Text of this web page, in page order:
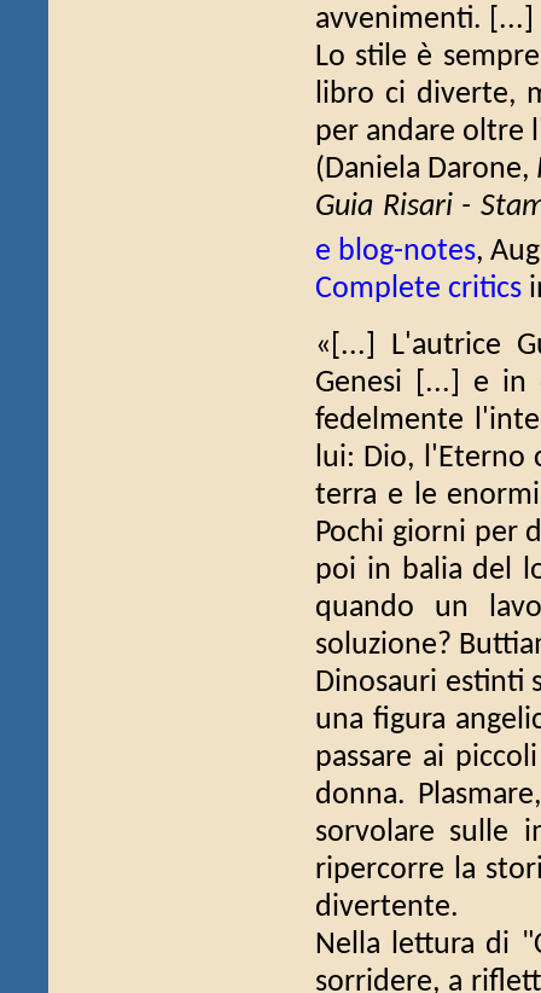
avvenimenti. [...]
Lo stile è
libro ci diverte,
per andare oltre
(Daniela Darone,
Guia Risari -
e blog-notes,
Complete critics
«[...] L'autrice
Genesi [...] e in
fedelmente
lui: Dio, l'Eterno
terra e le
Pochi giorni per
poi in balia del
quando un
soluzione?
Dinosauri estinti
una figura
passare ai
donna.
sorvolare sulle
ripercorre la
divertente.
Nella lettura di
sorridere, a